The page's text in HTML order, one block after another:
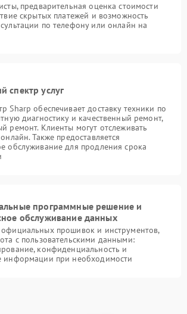
предварительная оценка стоимости
скрытых платежей и возможность
по телефону или онлайн на
спектр услуг
Sharp обеспечивает доставку техники по
диагностику и качественный ремонт,
ремонт. Клиенты могут отслеживать
Также предоставляется
обслуживание для продления срока
программные решение и
обслуживание данных
прошивок и инструментов,
с пользовательскими данными:
конфиденциальность и
информации при необходимости